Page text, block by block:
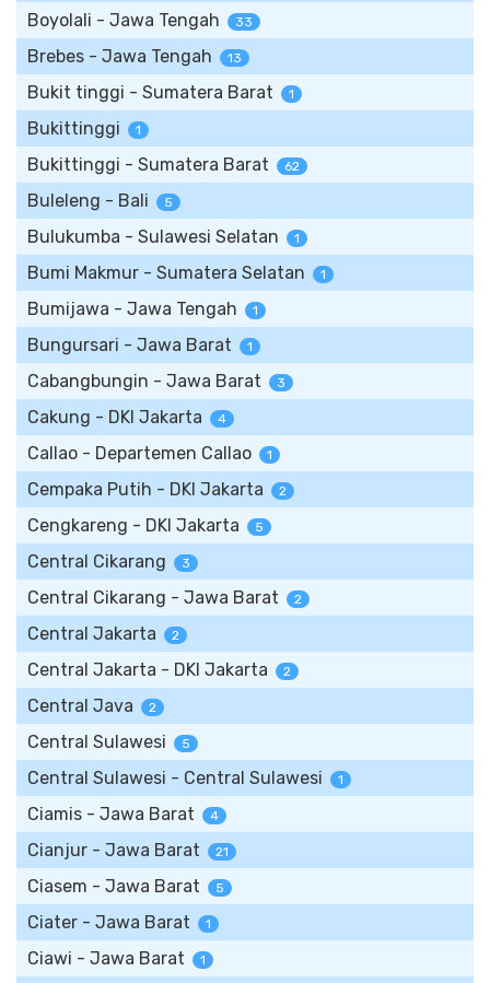
Boyolali - Jawa Tengah 33
Brebes - Jawa Tengah 13
Bukit tinggi - Sumatera Barat 1
Bukittinggi 1
Bukittinggi - Sumatera Barat 62
Buleleng - Bali 5
Bulukumba - Sulawesi Selatan 1
Bumi Makmur - Sumatera Selatan 1
Bumijawa - Jawa Tengah 1
Bungursari - Jawa Barat 1
Cabangbungin - Jawa Barat 3
Cakung - DKI Jakarta 4
Callao - Departemen Callao 1
Cempaka Putih - DKI Jakarta 2
Cengkareng - DKI Jakarta 5
Central Cikarang 3
Central Cikarang - Jawa Barat 2
Central Jakarta 2
Central Jakarta - DKI Jakarta 2
Central Java 2
Central Sulawesi 5
Central Sulawesi - Central Sulawesi 1
Ciamis - Jawa Barat 4
Cianjur - Jawa Barat 21
Ciasem - Jawa Barat 5
Ciater - Jawa Barat 1
Ciawi - Jawa Barat 1